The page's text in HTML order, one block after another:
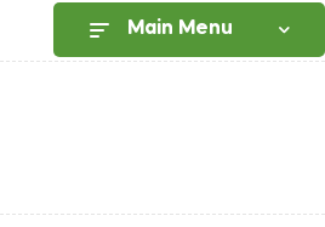
Main Menu